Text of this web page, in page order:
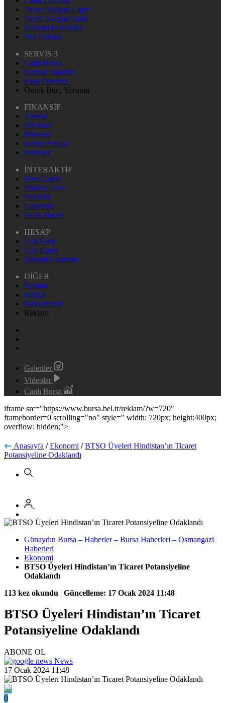
Yayın Akışları Light
Yayın Akışları Dark
Nöbetçi Eczaneler
Son Dakika
SERVİS 3
Canlı Borsa
Namaz Vakitleri
Puan Durumu
Örnek Burç Yorumu
FİNANSİF
Altınlar
Dövizler
Hisseler
Kripto Paralar
Pariteler
İNTERAKTİF
Foto Galeri
Video Galeri
Yazarlar
Gazeteler
Sıcak Haber
HESAP
Üye Giriş
Üye Kayıt
Şifremi Unuttum
DİĞER
İletişim
Künye
Hakkımızda
Reklam
Galeriler
Videolar
Canlı Borsa
iframe src="https://www.bursa.bel.tr/reklam/?w=720"
frameborder=0 scrolling="no" style=" width: 720px; height:400px;
overflow: hidden;">
Anasayfa / Ekonomi / BTSO Üyeleri Hindistan’ın Ticaret
Potansiyeline Odaklandı
Günaydın Bursa – Haberler – Bursa Haberleri – Osmangazi
Haberleri
Ekonomi
BTSO Üyeleri Hindistan’ın Ticaret Potansiyeline
Odaklandı
113 kez okundu | Güncelleme: 17 Ocak 2024 11:48
BTSO Üyeleri Hindistan’ın Ticaret
Potansiyeline Odaklandı
ABONE OL
News
17 Ocak 2024 11:48
0